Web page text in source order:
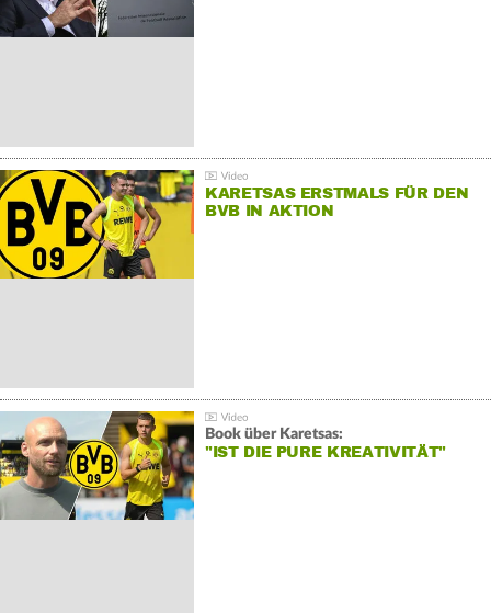
KARETSAS ERSTMALS FÜR DEN
BVB IN AKTION
Book über Karetsas:
"IST DIE PURE KREATIVITÄT"